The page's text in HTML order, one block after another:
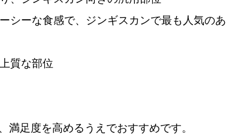
シーな食感で、ジンギスカンで最も人気のあ
質な部位
足度を高めるうえでおすすめです。